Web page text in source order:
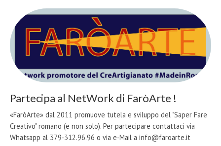
Partecipa al NetWork di FaròArte !
«FaròArte» dal 2011 promuove tutela e sviluppo del "Saper Fare
Creativo" romano (e non solo). Per partecipare contattaci via
Whatsapp al 379-312.96.96 o via e-Mail a info@faroarte.it